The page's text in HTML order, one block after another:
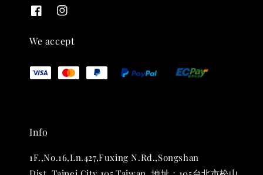
NT$ 880
加入購物車
We accept
Info
1F.,No.16,Ln.427,Fuxing N.Rd.,Songshan